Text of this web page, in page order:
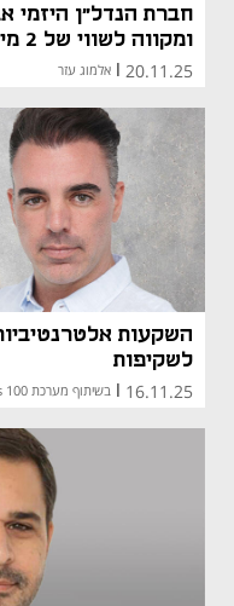
חברת הנדל"ן היזמי
ומקווה לשווי של 2 מיליארד שקל
20.11.25 אלמוג עזר
השקעות
לשקיפות
16.11.25 בשיתוף מערכת duns 100